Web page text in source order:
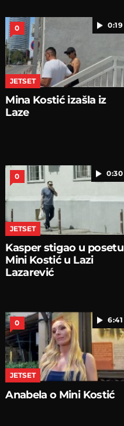
0:19
0
JETSET
Mina Kostić izašla iz
Laze
0:30
0
JETSET
Kasper stigao u posetu
Mini Kostić u Lazi
Lazarević
6:41
0
JETSET
Anabela o Mini Kostić